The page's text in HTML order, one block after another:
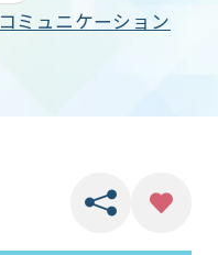
コミュニケーション